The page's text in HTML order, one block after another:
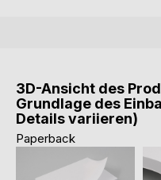
3D-Ansicht des
Grundlage des
Details variieren)
Paperback